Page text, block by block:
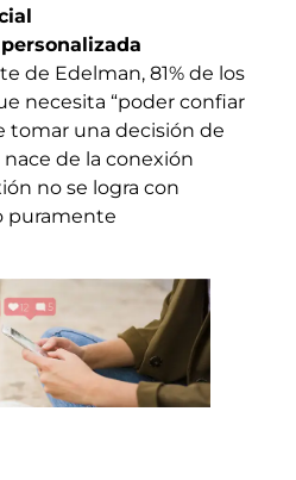
de Edelman, 81% de los
necesita “poder confiar
tomar una decisión de
de la conexión
no se logra con
puramente